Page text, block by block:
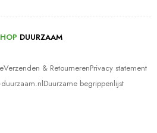
DUURZAAM
Verzenden & RetournerenPrivacy statement
duurzaam.nlDuurzame begrippenlijst